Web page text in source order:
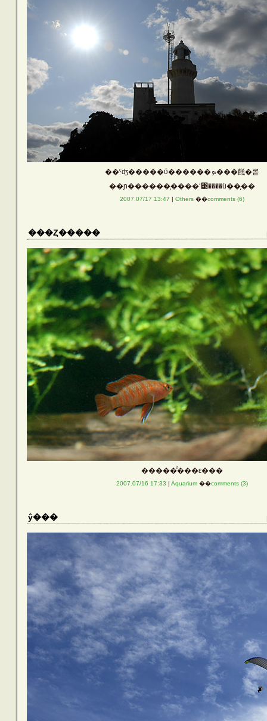
��ˤʤ�����ΰ������ܤ���餻�롣
��ɲ������̨����ʻ͹����ü��̨��
2007.07/17 13:47 | Others��comments (6)
���Ȥ�����
�����̾���ε���
2007.07/16 17:33 | Aquarium��comments (3)
ŷ���